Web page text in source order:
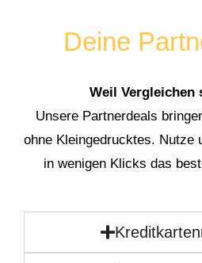
Deine
Weil Vergleichen
Unsere Partnerdeals
ohne Kleingedrucktes. Nutze
in wenigen Klicks das